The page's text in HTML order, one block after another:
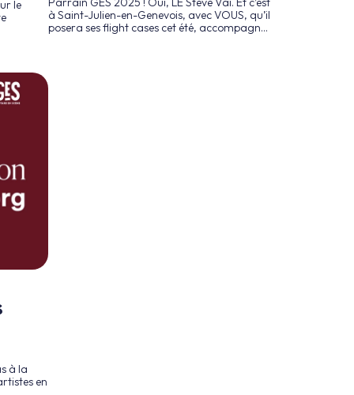
le
à Saint-Julien-en-Genevois, avec VOUS, qu’il
posera ses flight cases cet été, accompagné
à la
en